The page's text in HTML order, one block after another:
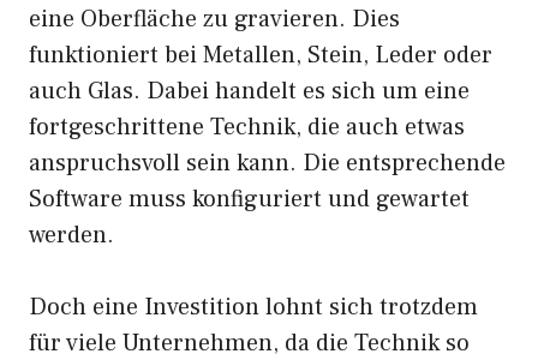
eine Oberfläche zu gravieren. Dies
funktioniert bei Metallen, Stein, Leder oder
auch Glas. Dabei handelt es sich um eine
fortgeschrittene Technik, die auch etwas
anspruchsvoll sein kann. Die entsprechende
Software muss konfiguriert und gewartet
werden.
Doch eine Investition lohnt sich trotzdem
für viele Unternehmen, da die Technik so